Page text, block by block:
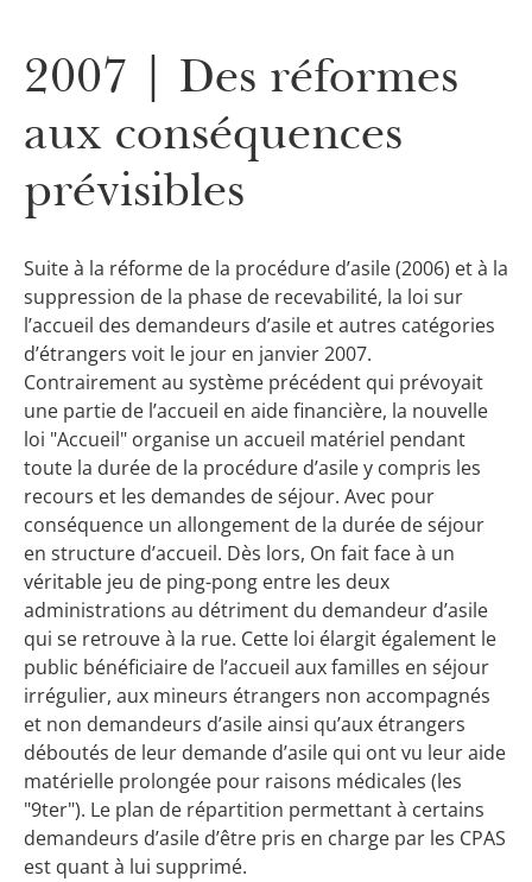
2007 | Des réformes
aux conséquences
prévisibles
Suite à la réforme de la procédure d’asile (2006) et à la
suppression de la phase de recevabilité, la loi sur
l’accueil des demandeurs d’asile et autres catégories
d’étrangers voit le jour en janvier 2007.
Contrairement au système précédent qui prévoyait
une partie de l’accueil en aide financière, la nouvelle
loi "Accueil" organise un accueil matériel pendant
toute la durée de la procédure d’asile y compris les
recours et les demandes de séjour. Avec pour
conséquence un allongement de la durée de séjour
en structure d’accueil. Dès lors, On fait face à un
véritable jeu de ping-pong entre les deux
administrations au détriment du demandeur d’asile
qui se retrouve à la rue. Cette loi élargit également le
public bénéficiaire de l’accueil aux familles en séjour
irrégulier, aux mineurs étrangers non accompagnés
et non demandeurs d’asile ainsi qu’aux étrangers
déboutés de leur demande d’asile qui ont vu leur aide
matérielle prolongée pour raisons médicales (les
"9ter"). Le plan de répartition permettant à certains
demandeurs d’asile d’être pris en charge par les CPAS
est quant à lui supprimé.